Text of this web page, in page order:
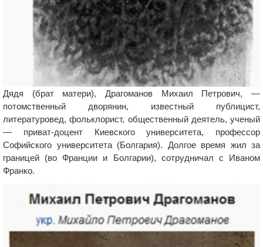
Дядя (брат матери), Драгоманов Михаил Петрович, —
потомственный дворянин, известный публицист,
литературовед, фольклорист, общественный деятель, ученый
— приват-доцент Киевского университета, профессор
Софийского университета (Болгария). Долгое время жил за
границей (во Франции и Болгарии), сотрудничал с Иваном
Франко.